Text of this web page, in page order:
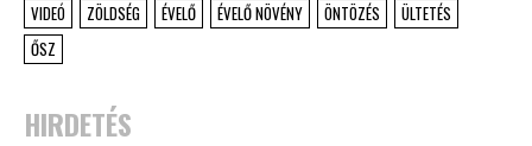
VIDEÓ
ZÖLDSÉG ÉVELŐ ÉVELŐ NÖVÉNY ÖNTÖZÉS
ÜLTETÉS
ŐSZ
HIRDETÉS